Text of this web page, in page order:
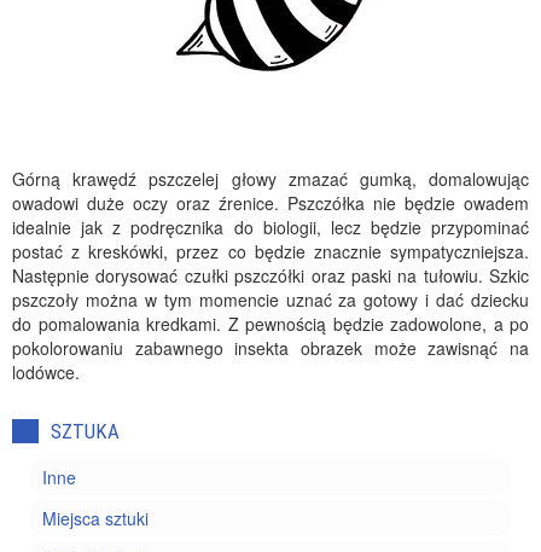
Górną krawędź pszczelej głowy zmazać gumką, domalowując
owadowi duże oczy oraz źrenice. Pszczółka nie będzie owadem
idealnie jak z podręcznika do biologii, lecz będzie przypominać
postać z kreskówki, przez co będzie znacznie sympatyczniejsza.
Następnie dorysować czułki pszczółki oraz paski na tułowiu. Szkic
pszczoły można w tym momencie uznać za gotowy i dać dziecku
do pomalowania kredkami. Z pewnością będzie zadowolone, a po
pokolorowaniu zabawnego insekta obrazek może zawisnąć na
lodówce.
SZTUKA
Inne
Miejsca sztuki